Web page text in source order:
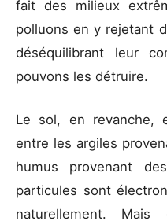
fait des milieux
polluons en y rejetant
déséquilibrant leur
pouvons les détruire.
Le sol, en revanche,
entre les argiles
humus provenant
particules sont
naturellement.